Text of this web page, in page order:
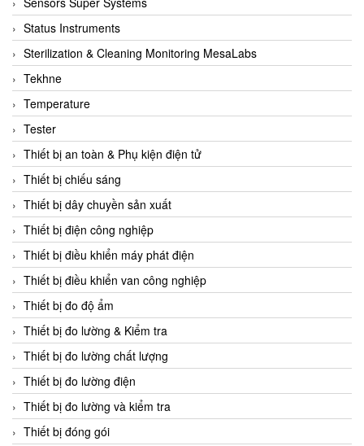
Cantoni
CAPS
CAREL Parts
CCS
CD Automation
CEAG Sicherheitst
CEIA Vietnam
Celduc Vietnam
Cemb
Centec GmbH
CEQUBE
CHAUVIN ARNOUX
Checkline
Chino
Chiyoda Seiki
Chiyoda-Tsusho
Chongqing Huaneng
Status Instruments
Sterilization & Cleaning Monitoring MesaLabs
Tekhne
Temperature
Tester
Thiết bị an toàn & Phụ kiện điện tử
Thiết bị chiếu sáng
Thiết bị dây chuyền sản xuất
Thiết bị điện công nghiệp
Thiết bị điều khiển máy phát điện
Thiết bị điều khiển van công nghiệp
Thiết bị đo độ ẩm
Thiết bị đo lường & Kiểm tra
Thiết bị đo lường chất lượng
Thiết bị đo lường điện
Thiết bị đo lường và kiểm tra
Thiết bị đóng gói